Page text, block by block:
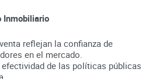
Inmobiliario
reflejan la confianza de
en el mercado.
efectividad de las políticas públicas